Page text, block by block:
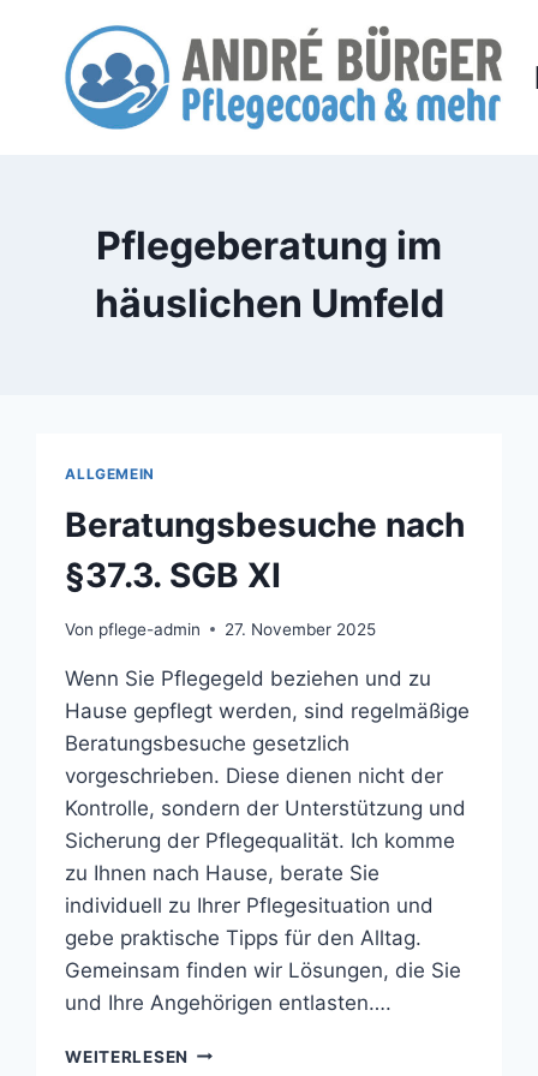
springen
Pflegeberatung im
häuslichen Umfeld
ALLGEMEIN
Beratungsbesuche nach
§37.3. SGB XI
Von pflege-admin 27. November 2025
Wenn Sie Pflegegeld beziehen und zu
Hause gepflegt werden, sind regelmäßige
Beratungsbesuche gesetzlich
vorgeschrieben. Diese dienen nicht der
Kontrolle, sondern der Unterstützung und
Sicherung der Pflegequalität. Ich komme
zu Ihnen nach Hause, berate Sie
individuell zu Ihrer Pflegesituation und
gebe praktische Tipps für den Alltag.
Gemeinsam finden wir Lösungen, die Sie
und Ihre Angehörigen entlasten….
WEITERLESEN BERATUNGSBESUCHE